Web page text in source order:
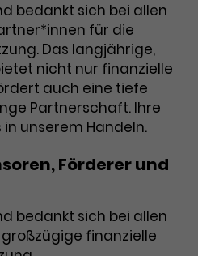
bedankt sich bei allen
für die
Das langjährige,
nicht nur finanzielle
auch eine tiefe
Partnerschaft. Ihre
unserem Handeln.
Förderer und
bedankt sich bei allen
finanzielle